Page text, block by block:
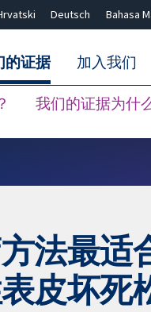
Deutsch Bahasa
的证据
我们的证据为什
加入我们
法最适
皮坏死